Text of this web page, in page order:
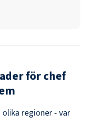
förchef
regioner - var